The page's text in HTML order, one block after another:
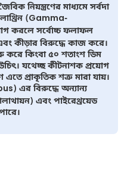
নিয়ন্ত্রণের মাধ্যমে সর্বদা
(Gamma-
করলে সর্বোচ্চ ফলাফল
কীড়ার বিরুদ্ধে কাজ করে।
কিংবা ৫০ শতাংশ ডিম
যথেচ্ছ কীটনাশক প্রয়োগ
প্রাকৃতিক শত্রু মারা যায়।
এর বিরুদ্ধে অন্যান্য
এবং পাইরেথ্রয়েড